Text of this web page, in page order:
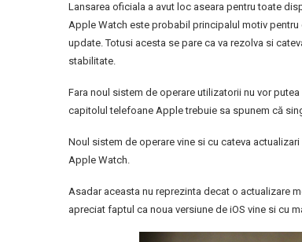
Lansarea oficiala a avut loc aseara pentru toate
Apple Watch este probabil principalul motiv
update. Totusi acesta se pare ca va rezolva si
stabilitate.
Fara noul sistem de operare utilizatorii nu vor
capitolul telefoane Apple trebuie sa spunem că
Noul sistem de operare vine si cu cateva
Apple Watch.
Asadar aceasta nu reprezinta decat o actualizare
apreciat faptul ca noua versiune de iOS vine si cu